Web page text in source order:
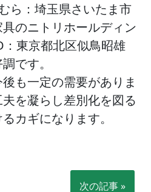
ら：埼玉県さいたま市
のニトリホールディン
：東京都北区似鳥昭雄
です。
も一定の需要がありま
を凝らし差別化を図る
カギになります。
次の記事 »